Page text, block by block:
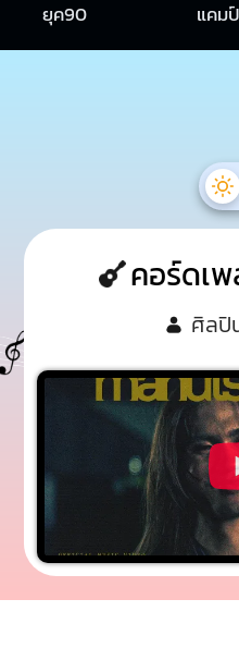
ยุค90
แคม
คอร์ดเ
ศิลปิ